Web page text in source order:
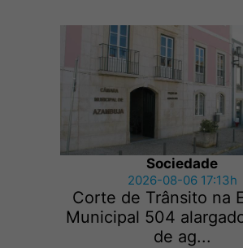
Sociedade
2026-08-06 17:13h
Corte de Trânsito na
Municipal 504
de ag...